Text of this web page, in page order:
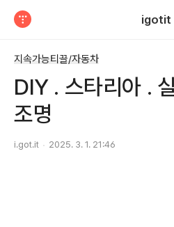
igotit
지속가능티끌/자동차
DIY . 스타리아 .
조명
i.got.it 2025. 3. 1. 21:46